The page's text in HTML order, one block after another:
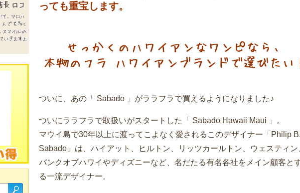
っても重宝します。
ついに、あの「 Sabado 」がララフラで買えるようになりました♪
ついにララフラで取扱いがスタートした「 Sabado Hawaii Maui 」。
マウイ島で30年以上に渡ってこよなく愛されるこのデザイナー「Philip B.
Sabado」は、ハイアット、ヒルトン、リッツカールトン、ウェスティン
バンクオブハワイやディズニーなど、名だたる有名各社をメイン顧客と
る一流デザイナー。